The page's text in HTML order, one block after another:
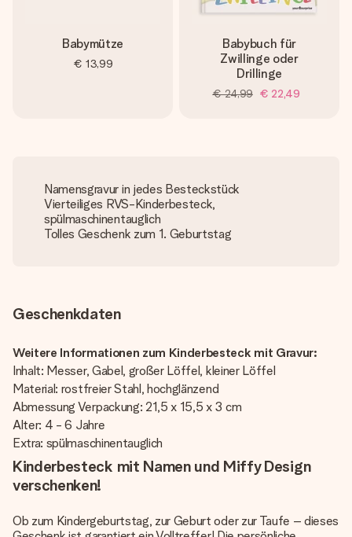
Babymütze
€ 13,99
Babybuch für
Zwillinge oder
Drillinge
€ 24,99 € 22,49
Namensgravur in jedes Besteckstück
Vierteiliges RVS-Kinderbesteck,
spülmaschinentauglich
Tolles Geschenk zum 1. Geburtstag
Geschenkdaten
Weitere Informationen zum Kinderbesteck mit Gravur:
Inhalt: Messer, Gabel, großer Löffel, kleiner Löffel
Material: rostfreier Stahl, hochglänzend
Abmessung Verpackung: 21,5 x 15,5 x 3 cm
Alter: 4 - 6 Jahre
Extra: spülmaschinentauglich
Kinderbesteck mit Namen und Miffy Design
verschenken!
Ob zum Kindergeburtstag, zur Geburt oder zur Taufe – dieses